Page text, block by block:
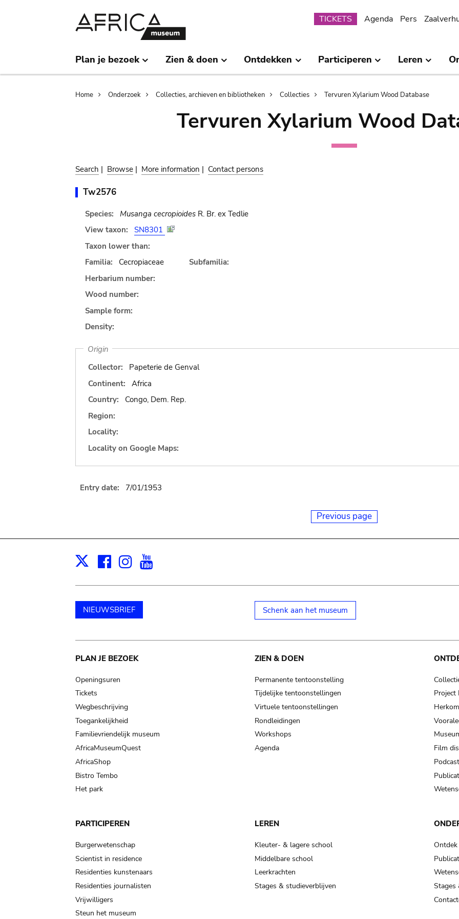
Submenu
TICKETS Agenda Pers
Plan je bezoek Zien & doen Ontdekken Participeren Leren
Breadcrumb
Home Onderzoek Collecties, archieven en bibliotheken Collecties Tervuren Xylarium Wood Database
Tervuren Xylarium Wood
Search | Browse | More information | Contact persons
Tw2576
Species: Musanga cecropioidesR. Br. ex Tedlie
View taxon:
SN8301
Taxon lower than:
Familia:
Cecropiaceae
Subfamilia:
Herbarium number:
Wood number:
Sample form:
Density:
Origin
Collector:
Papeterie de Genval
Continent:
Africa
Country:
Congo, Dem. Rep.
Region:
Locality:
Locality on Google Maps:
Entry date: 7/01/1953
Previous page
X Facebook
Instagram
NIEUWSBRIEF Schenk aan het museum
Main
navigation
PLAN JE BEZOEK
Openingsuren
Tickets
Wegbeschrijving
Toegankelijkheid
Familievriendelijk museum
AfricaMuseumQuest
AfricaShop
Bistro Tembo
Het park
ZIEN & DOEN
Permanente tentoonstelling
Tijdelijke tentoonstellingen
Virtuele tentoonstellingen
Rondleidingen
Workshops
Agenda
Project
Film
PARTICIPEREN
Burgerwetenschap
Scientist in residence
Residenties kunstenaars
Residenties journalisten
Vrijwilligers
Steun het museum
LEREN
Kleuter- & lagere school
Middelbare school
Leerkrachten
Stages & studieverblijven
Stages